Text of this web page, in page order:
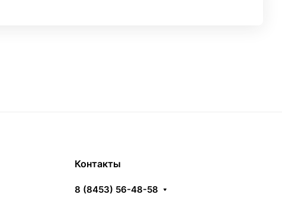
Контакты
8 (8453) 56-48-58